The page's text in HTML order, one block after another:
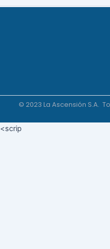
© 2023 La Ascensión S.A.
<scrip